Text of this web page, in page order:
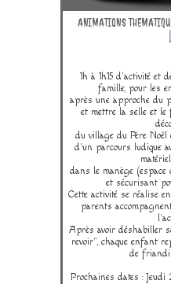
ANIMATIONS
1h à 1h15 d'activité et
famille, pour les
après une approche du
et mettre la selle et
du village du Père
d'un parcours ludique
dans le manège (espace
et sécurisant
Cette activité se réalise
parents
Après avoir déshabiller
revoir", chaque enfant
de
Prochaines dates : Jeudi